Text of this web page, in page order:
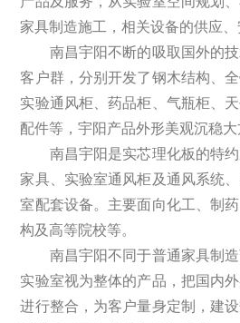
家具制造施工，相关设备的供应、
南昌宇阳不断的吸取国外的技
客户群，分别开发了钢木结构、
实验通风柜、药品柜、气瓶柜、
配件等，宇阳产品外形美观沉稳大
南昌宇阳是实芯理化板的特约
家具、实验室通风柜及通风系统
室配套设备。主要面向化工、制
构及高等院校等。
南昌宇阳不同于普通家具制造
实验室视为整体的产品，把国内
进行整合，为客户量身定制，建